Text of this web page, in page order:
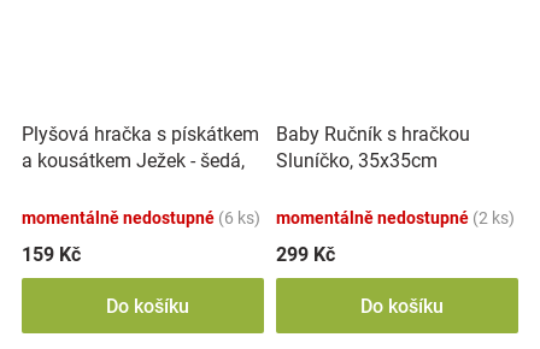
Plyšová hračka s pískátkem
a kousátkem Ježek - šedá,
momentálně nedostupné (6 ks)
159 Kč
Do košíku
Baby Ručník s hračkou
Sluníčko, 35x35cm
momentálně nedostupné (2 ks)
299 Kč
Do košíku